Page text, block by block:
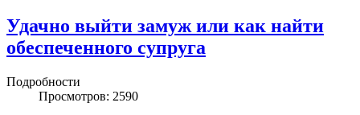
Удачно выйти замуж или как найти
обеспеченного супруга
Подробности
Просмотров: 2590